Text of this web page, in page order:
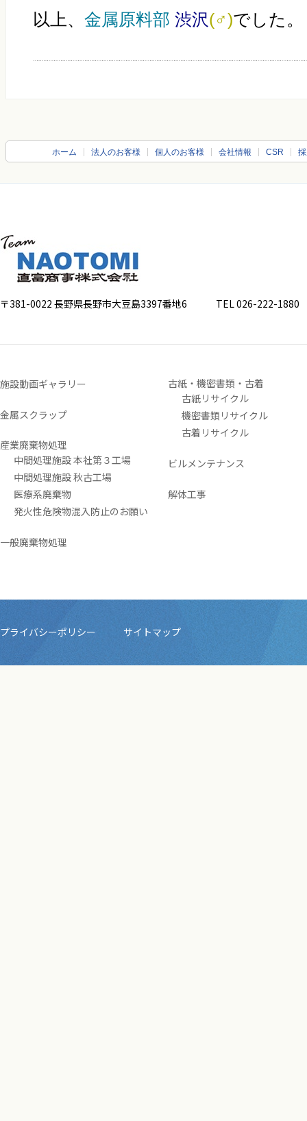
以上、金属原料部渋沢(♂)でした。
ホーム 法人のお客様 個人のお客様 会社情報 CSR
〒381-0022 長野県長野市大豆島3397番地6 TEL 026-222-1880
施設動画ギャラリー
金属スクラップ
産業廃棄物処理
中間処理施設 本社第３工場
中間処理施設 秋古工場
医療系廃棄物
発火性危険物混入防止のお願い
一般廃棄物処理
古紙・機密書類・古着
古紙リサイクル
機密書類リサイクル
古着リサイクル
ビルメンテナンス
解体工事
プライバシーポリシー サイトマップ